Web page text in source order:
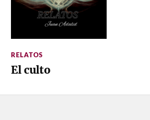
RELATOS
El culto